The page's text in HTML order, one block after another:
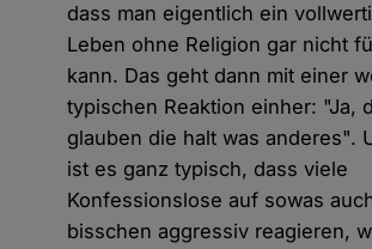
dass man eigentlich ein
Leben ohne Religion gar nicht
kann. Das geht dann mit einer
typischen Reaktion einher: "Ja,
glauben die halt was anderes".
ist es ganz typisch, dass viele
Konfessionslose auf sowas
bisschen aggressiv reagieren,